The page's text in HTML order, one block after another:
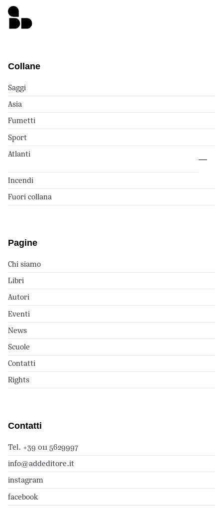
Collane
Saggi
Asia
Fumetti
Sport
Atlanti
Incendi
Fuori collana
Pagine
Chi siamo
Libri
Autori
Eventi
News
Scuole
Contatti
Rights
Contatti
Tel. +39 011 5629997
info@addeditore.it
instagram
facebook